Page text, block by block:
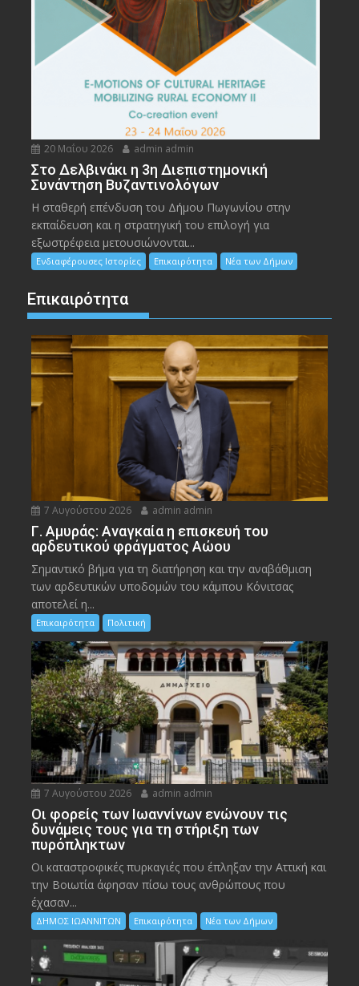
20 Μαΐου 2026 admin admin
Στο Δελβινάκι η 3η Διεπιστημονική
Συνάντηση Βυζαντινολόγων
Η σταθερή επένδυση του Δήμου Πωγωνίου στην
εκπαίδευση και η στρατηγική του επιλογή για
εξωστρέφεια μετουσιώνονται...
Ενδιαφέρουσες Ιστορίες Επικαιρότητα Νέα των Δήμων
Επικαιρότητα
7 Αυγούστου 2026 admin admin
Γ. Αμυράς: Αναγκαία η επισκευή του
αρδευτικού φράγματος Αώου
Σημαντικό βήμα για τη διατήρηση και την αναβάθμιση
των αρδευτικών υποδομών του κάμπου Κόνιτσας
αποτελεί η...
Επικαιρότητα Πολιτική
7 Αυγούστου 2026 admin admin
Οι φορείς των Ιωαννίνων ενώνουν τις
δυνάμεις τους για τη στήριξη των
πυρόπληκτων
Οι καταστροφικές πυρκαγιές που έπληξαν την Αττική και
την Bοιωτία άφησαν πίσω τους ανθρώπους που
έχασαν...
ΔΗΜΟΣ ΙΩΑΝΝΙΤΩΝ Επικαιρότητα Νέα των Δήμων